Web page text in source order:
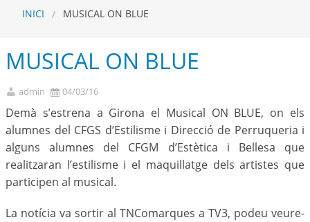
INICI MUSICAL ON BLUE
MUSICAL ON BLUE
admin 04/03/16
Demà s’estrena a Girona el Musical ON BLUE, on els
alumnes del CFGS d’Estilisme i Direcció de Perruqueria i
alguns alumnes del CFGM d’Estètica i Bellesa que
realitzaran l’estilisme i el maquillatge dels artistes que
participen al musical.
La notícia va sortir al TNComarques a TV3, podeu veure-